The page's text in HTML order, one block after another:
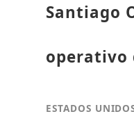
Santiago
operativo
ESTADOS